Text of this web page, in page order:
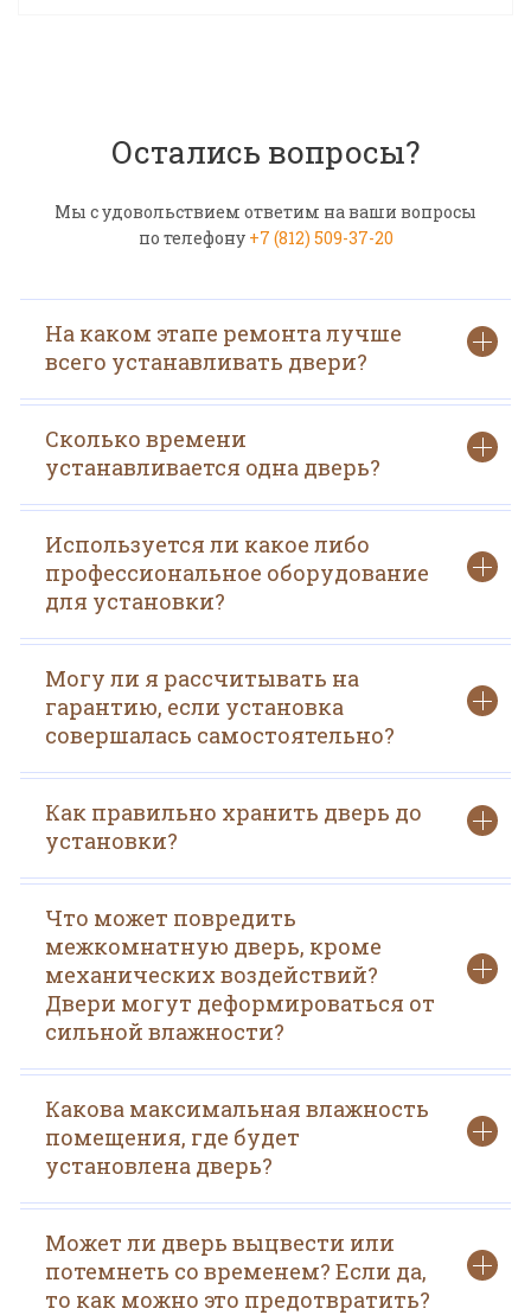
Остались вопросы?
Мы с удовольствием ответим на ваши вопросы
по телефону +7 (812) 509-37-20
На каком этапе ремонта лучше
всего устанавливать двери?
Сколько времени
устанавливается одна дверь?
Используется ли какое либо
профессиональное оборудование
для установки?
Могу ли я рассчитывать на
гарантию, если установка
совершалась самостоятельно?
Как правильно хранить дверь до
установки?
Что может повредить
межкомнатную дверь, кроме
механических воздействий?
Двери могут деформироваться от
сильной влажности?
Какова максимальная влажность
помещения, где будет
установлена дверь?
Может ли дверь выцвести или
потемнеть со временем? Если да,
то как можно это предотвратить?